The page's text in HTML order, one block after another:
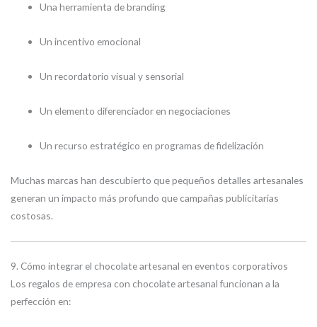
Una herramienta de branding
Un incentivo emocional
Un recordatorio visual y sensorial
Un elemento diferenciador en negociaciones
Un recurso estratégico en programas de fidelización
Muchas marcas han descubierto que pequeños detalles artesanales
generan un impacto más profundo que campañas publicitarias
costosas.
9. Cómo integrar el chocolate artesanal en eventos corporativos
Los regalos de empresa con chocolate artesanal funcionan a la
perfección en: